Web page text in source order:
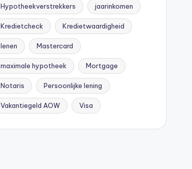
Hypotheekverstrekkers jaarinkomen
Kredietcheck Kredietwaardigheid
lenen Mastercard
maximale hypotheek Mortgage
Notaris Persoonlijke lening
Vakantiegeld AOW Visa